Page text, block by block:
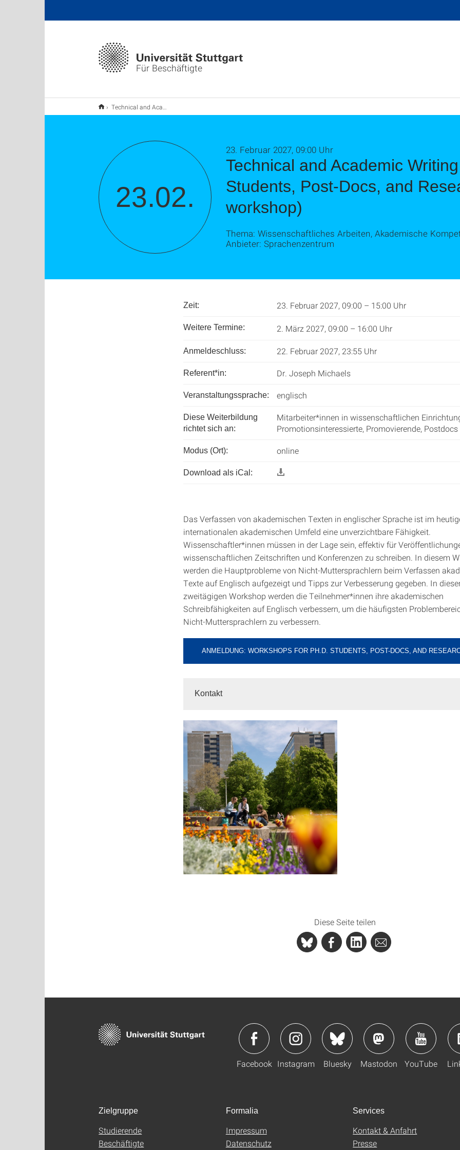
Für Beschäftigte
Technical and Academic Writing Skills for PhD Students, Post-Docs, and Researchers (digital workshop)
23.02.
Technical and Academic
Students, Post-Docs, and
workshop)
23. Februar 2027, 09:00 Uhr
Thema: Wissenschaftliches Arbeiten, Akademische
Anbieter: Sprachenzentrum
Zeit: 23. Februar 2027, 09:00 – 15:00 Uhr
Weitere Termine: 2. März 2027, 09:00 – 16:00 Uhr
Anmeldeschluss: 22. Februar 2027, 23:55 Uhr
Referent*in: Dr. Joseph Michaels
Veranstaltungssprache: englisch
Diese Weiterbildung
richtet sich an:
Mitarbeiter*innen in wissenschaftlichen
Promotionsinteressierte, Promovierende, Postdocs
Modus (Ort): online
Download als iCal:
Das Verfassen von akademischen Texten in englischer Sprache ist im
internationalen akademischen Umfeld eine unverzichtbare Fähigkeit.
Wissenschaftler*innen müssen in der Lage sein, effektiv für
wissenschaftlichen Zeitschriften und Konferenzen zu schreiben. In diesem
werden die Hauptprobleme von Nicht-Muttersprachlern beim Verfassen
Texte auf Englisch aufgezeigt und Tipps zur Verbesserung gegeben. In
zweitägigen Workshop werden die Teilnehmer*innen ihre akademischen
Schreibfähigkeiten auf Englisch verbessern, um die häufigsten
Nicht-Muttersprachlern zu verbessern.
ANMELDUNG: WORKSHOPS FOR PH.D. STUDENTS, POST-DOCS, AND
Kontakt
Diese Seite teilen
Facebook Instagram Bluesky Mastodon YouTube
Zielgruppe
Studierende
Beschäftigte
Formalia
Impressum
Datenschutz
Services
Kontakt & Anfahrt
Presse